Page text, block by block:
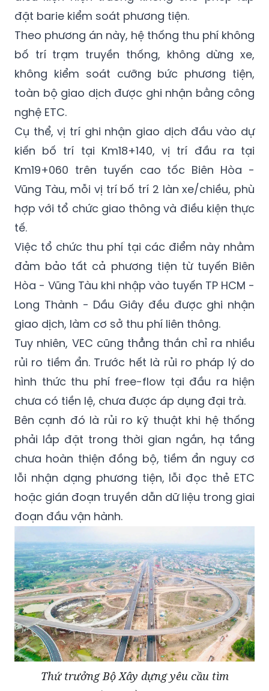
đặt barie kiểm soát phương tiện.
Theo phương án này, hệ thống thu phí không
bố trí trạm truyền thống, không dừng xe,
không kiểm soát cưỡng bức phương tiện,
toàn bộ giao dịch được ghi nhận bằng công
nghệ ETC.
Cụ thể, vị trí ghi nhận giao dịch đầu vào dự
kiến bố trí tại Km18+140, vị trí đầu ra tại
Km19+060 trên tuyến cao tốc Biên Hòa -
Vũng Tàu, mỗi vị trí bố trí 2 làn xe/chiều, phù
hợp với tổ chức giao thông và điều kiện thực
tế.
Việc tổ chức thu phí tại các điểm này nhằm
đảm bảo tất cả phương tiện từ tuyến Biên
Hòa - Vũng Tàu khi nhập vào tuyến TP HCM -
Long Thành - Dầu Giây đều được ghi nhận
giao dịch, làm cơ sở thu phí liên thông.
Tuy nhiên, VEC cũng thẳng thắn chỉ ra nhiều
rủi ro tiềm ẩn. Trước hết là rủi ro pháp lý do
hình thức thu phí free-flow tại đầu ra hiện
chưa có tiền lệ, chưa được áp dụng đại trà.
Bên cạnh đó là rủi ro kỹ thuật khi hệ thống
phải lắp đặt trong thời gian ngắn, hạ tầng
chưa hoàn thiện đồng bộ, tiềm ẩn nguy cơ
lỗi nhận dạng phương tiện, lỗi đọc thẻ ETC
hoặc gián đoạn truyền dẫn dữ liệu trong giai
đoạn đầu vận hành.
Thứ trưởng Bộ Xây dựng yêu cầu tìm